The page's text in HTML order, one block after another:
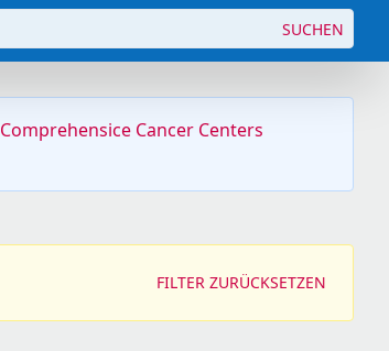
Comprehensice Cancer Centers
SUCHEN
FILTER ZURÜCKSETZEN